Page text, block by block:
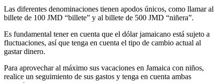
Las diferentes denominaciones tienen apodos únicos, como llamar al
billete de 100 JMD “billete” y al billete de 500 JMD “niñera”.
Es fundamental tener en cuenta que el dólar jamaicano está sujeto a
fluctuaciones, así que tenga en cuenta el tipo de cambio actual al
gastar dinero.
Para aprovechar al máximo sus vacaciones en Jamaica con niños,
realice un seguimiento de sus gastos y tenga en cuenta ambas